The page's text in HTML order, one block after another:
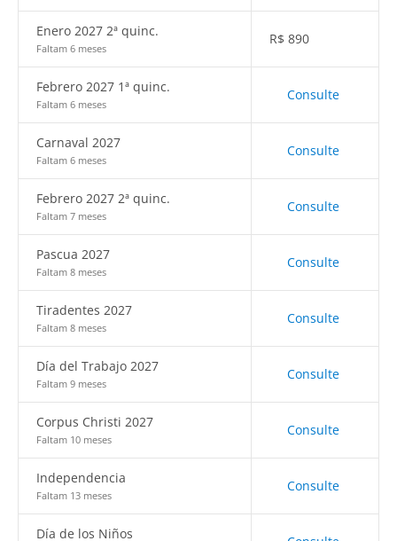
Enero 2027 2ª quinc.
Faltam 6 meses
R$ 890
Febrero 2027 1ª quinc.
Faltam 6 meses
Consulte
Carnaval 2027
Faltam 6 meses
Consulte
Febrero 2027 2ª quinc.
Faltam 7 meses
Consulte
Pascua 2027
Faltam 8 meses
Consulte
Tiradentes 2027
Faltam 8 meses
Consulte
Día del Trabajo 2027
Faltam 9 meses
Consulte
Corpus Christi 2027
Faltam 10 meses
Consulte
Independencia
Faltam 13 meses
Consulte
Día de los Niños